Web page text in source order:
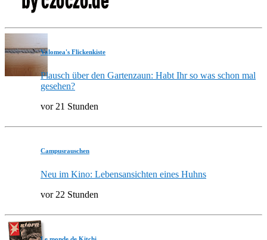
Valomea's Flickenkiste
Plausch über den Gartenzaun: Habt Ihr so was schon mal
gesehen?
vor 21 Stunden
Campusrauschen
Neu im Kino: Lebensansichten eines Huhns
vor 22 Stunden